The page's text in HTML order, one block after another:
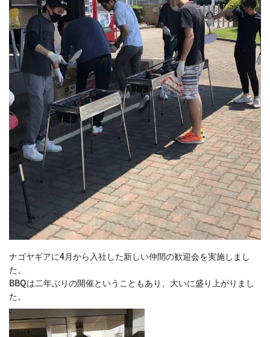
ナゴヤギアに4月から入社した新しい仲間の歓迎会を実施しまし
た。
BBQは二年ぶりの開催ということもあり、大いに盛り上がりまし
た。